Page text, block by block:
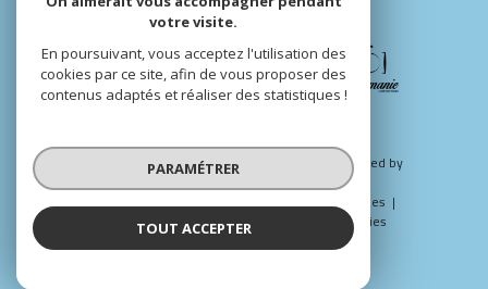
© 2026 | Tous droits réservés | Traduction powered by
Google |
Nos honoraires Plan du site Mentions légales
Admin Nos liens Politique RGPD Cookies
votre visite.
En poursuivant, vous acceptez l'utilisation des
cookies par ce site, afin de vous proposer des
contenus adaptés et réaliser des statistiques !
PARAMÉTRER
TOUT ACCEPTER